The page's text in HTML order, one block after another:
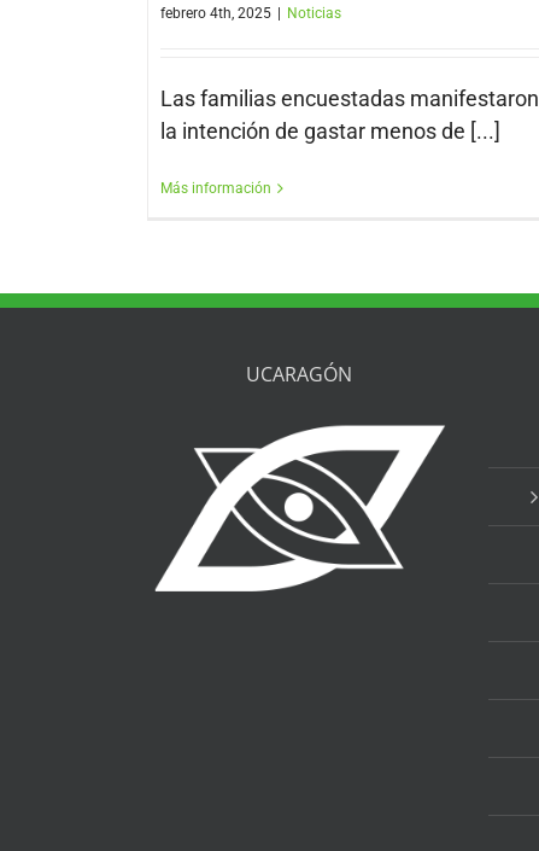
febrero 4th, 2025 Noticias
Las familias encuestadas manifestaron
la intención de gastar menos de [...]
Más información
UCARAGÓN